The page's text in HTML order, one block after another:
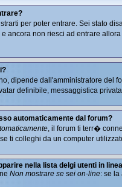
per poter entrare. Sei stato
ancora non riesci ad entrare
dipende dall'amministratore del
definibile, messaggistica
automaticamente dal forum?
, il forum ti terr�
ti colleghi da un computer
nella lista delgi utenti in
Non mostrare se sei on-line: se la